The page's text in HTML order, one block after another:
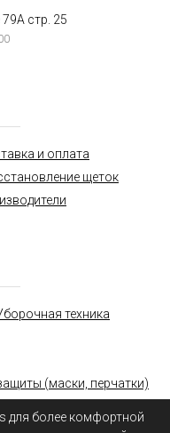
для более комфортной
стр. 25
и оплата
щеток
техника
(маски, перчатки)